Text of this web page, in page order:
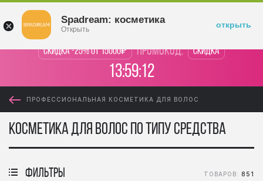
Скидка -25% от 15000₽ промокод: Скидка
13:59:11
ПРОФЕССИОНАЛЬНАЯ КОСМЕТИКА ДЛЯ ВОЛОС
Косметика для волос по типу средства
фильтры ТОВАРОВ: 851
Spadream: косметика
Открыть открыть